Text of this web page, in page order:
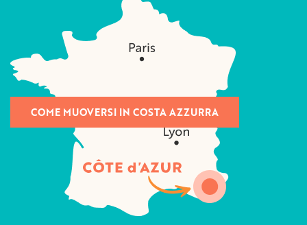
COME MUOVERSI IN COSTA AZZURRA